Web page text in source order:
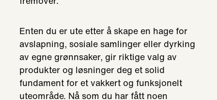
Enten du er ute etter å skape en hage for
avslapning, sosiale samlinger eller dyrking
av egne grønnsaker, gir riktige valg av
produkter og løsninger deg et solid
fundament for et vakkert og funksjonelt
uteområde. Nå som du har fått noen